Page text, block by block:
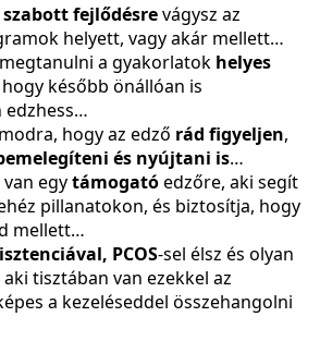
fejlődésrevágysz az
helyett, vagy akár mellett…
a gyakorlatok helyes
hogy később önállóan is
edzhess…
hogy az edző rád figyeljen,
és nyújtani is…
egytámogatóedzőre, aki segít
pillanatokon, és biztosítja, hogy
mellett…
PCOS-sel élsz és olyan
tisztában van ezekkel az
a kezeléseddel összehangolni